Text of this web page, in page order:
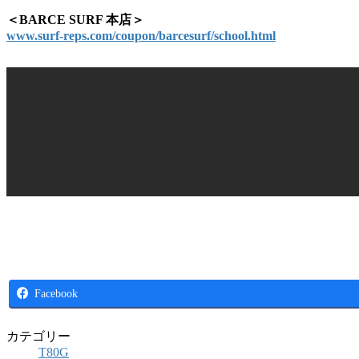
＜BARCE SURF 本店＞
www.surf-reps.com/coupon/barcesurf/school.html
Facebook
カテゴリー
T80G